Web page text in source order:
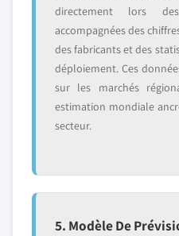
directement lors
accompagnées des
des fabricants et des
déploiement. Ces
sur les marchés
estimation mondiale
secteur.
5. Modèle De